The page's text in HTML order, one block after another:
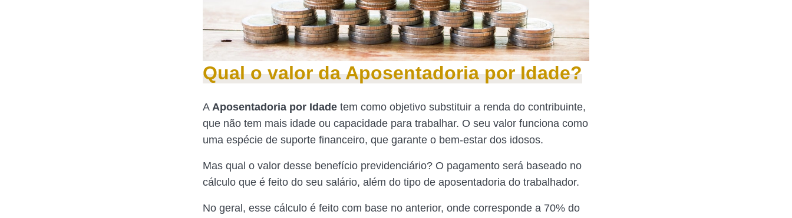
Qual o valor da Aposentadoria por Idade?
A Aposentadoria por Idade tem como objetivo substituir a renda do contribuinte,
que não tem mais idade ou capacidade para trabalhar. O seu valor funciona como
uma espécie de suporte financeiro, que garante o bem-estar dos idosos.
Mas qual o valor desse benefício previdenciário? O pagamento será baseado no
cálculo que é feito do seu salário, além do tipo de aposentadoria do trabalhador.
No geral, esse cálculo é feito com base no anterior, onde corresponde a 70% do